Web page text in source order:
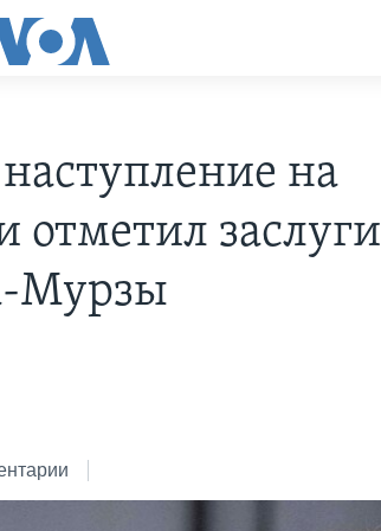
на
отметил заслуги
Мурзы